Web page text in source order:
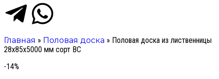
Главная » Половая доска » Половая доска из лиственницы
28х85х5000 мм сорт ВС
-14%